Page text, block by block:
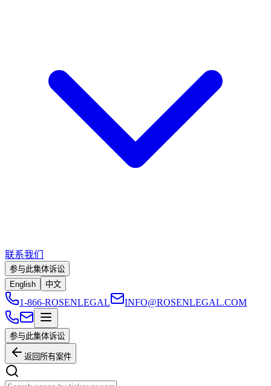
联系我们
参与此集体诉讼
English
中文
1-866-ROSENLEGAL INFO@ROSENLEGAL.COM
参与此集体诉讼
返回所有案件